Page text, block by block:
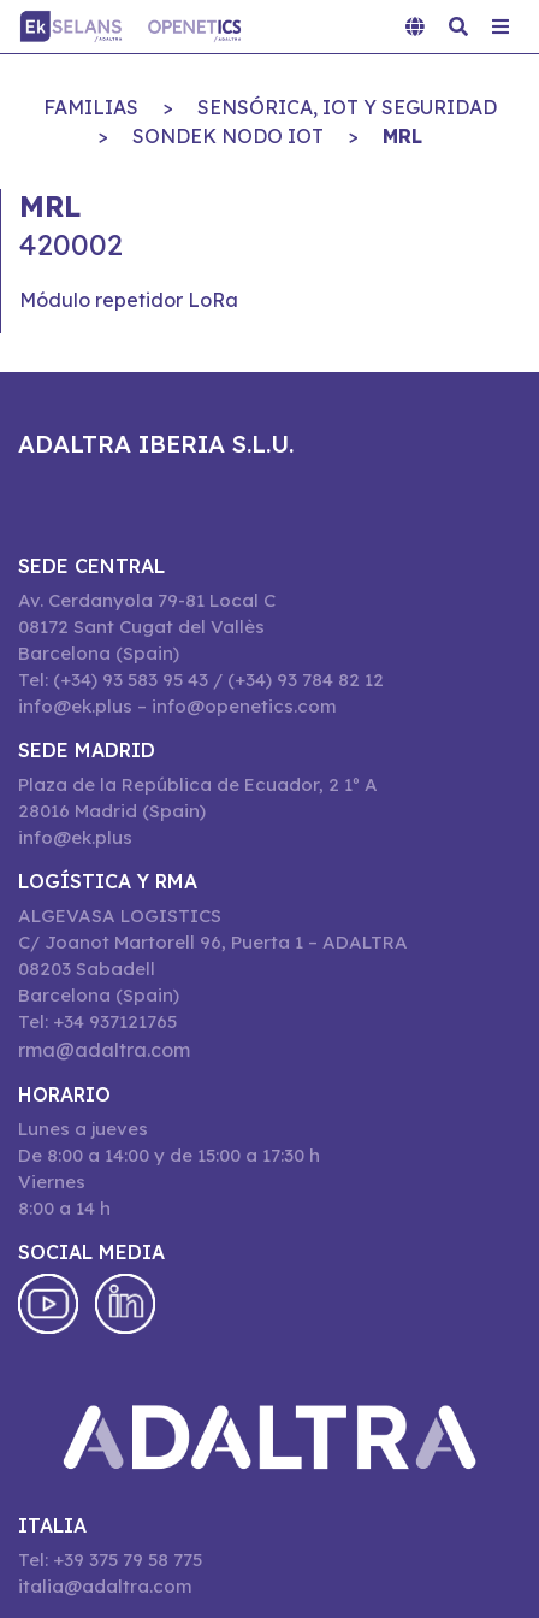
FAMILIAS >
SENSÓRICA, IOT Y SEGURIDAD
>
SONDEK NODO IOT > MRL
MRL
420002
Módulo repetidor LoRa
ADALTRA IBERIA S.L.U.
SEDE CENTRAL
Av. Cerdanyola 79-81 Local C
08172 Sant Cugat del Vallès
Barcelona (Spain)
Tel: (+34) 93 583 95 43 / (+34) 93 784 82 12
info@ek.plus – info@openetics.com
SEDE MADRID
Plaza de la República de Ecuador, 2 1º A
28016 Madrid (Spain)
info@ek.plus
LOGÍSTICA Y RMA
ALGEVASA LOGISTICS
C/ Joanot Martorell 96, Puerta 1 – ADALTRA
08203 Sabadell
Barcelona (Spain)
Tel: +34 937121765
rma@adaltra.com
HORARIO
Lunes a jueves
De 8:00 a 14:00 y de 15:00 a 17:30 h
Viernes
8:00 a 14 h
SOCIAL MEDIA
ITALIA
Tel: +39 375 79 58 775
italia@adaltra.com